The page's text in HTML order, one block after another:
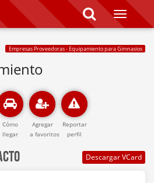
T
o
g
l
o
n
Empresas Proveedoras - Equipamiento para Gimnasios
Cómo
llegar
Agregar
a favoritos
Reportar
perfil